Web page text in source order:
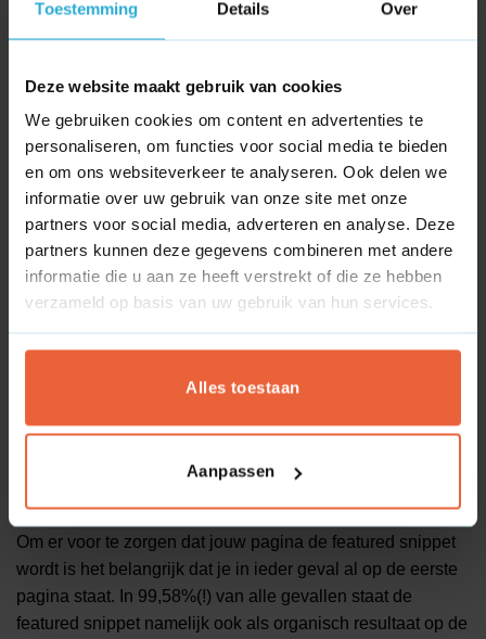
Toestemming Details Over
Deze website maakt gebruik van cookies
We gebruiken cookies om content en advertenties te
personaliseren, om functies voor social media te bieden
en om ons websiteverkeer te analyseren. Ook delen we
informatie over uw gebruik van onze site met onze
partners voor social media, adverteren en analyse. Deze
partners kunnen deze gegevens combineren met andere
informatie die u aan ze heeft verstrekt of die ze hebben
verzameld op basis van uw gebruik van hun services.
Alles toestaan
Aanpassen
ook belangrijk dat dit verkeer wat oplevert. Met andere
woorden; zorg dat jerelevant verkeerbinnenhaalt. Wij
zoekproces naar zoekwoorden.
Hoe optimaliseer je content voor
de featured snippets?
Momenteel bevat ruim 12% van alle zoekopdrachten een
featured snippet.
Uit een onderzoek van Ahrefs is gebleken dat wanneer een
SERPgeenfeatured snippet bevat klikt 26% op het eerste
featured snippet bevat klikt 8,6% op deze featured snippet
Het lijkt er dus op dat de featured snippet verkeer “steelt”
Om er voor te zorgen dat jouw pagina de featured snippet
wordt is het belangrijk dat je in ieder geval al op de eerste
pagina staat. In 99,58%(!) van alle gevallen staat de
featured snippet namelijk ook als organisch resultaat op de